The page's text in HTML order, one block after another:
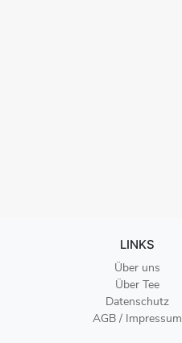
LINKS
Über uns
Über Tee
Datenschutz
AGB / Impressum